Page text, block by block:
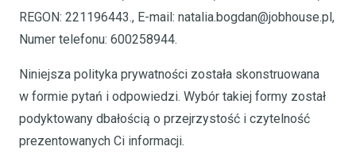
REGON: 221196443., E-mail: natalia.bogdan@jobhouse.pl,
Numer telefonu: 600258944.
Niniejsza polityka prywatności została skonstruowana
w formie pytań i odpowiedzi. Wybór takiej formy został
podyktowany dbałością o przejrzystość i czytelność
prezentowanych Ci informacji.